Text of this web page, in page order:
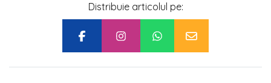
Distribuie articolul pe: